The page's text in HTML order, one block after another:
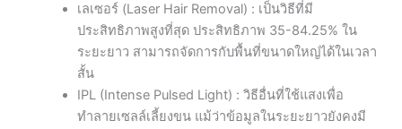
เลเซอร์ (Laser Hair Removal) : เป็นวิธีที่มี
ประสิทธิภาพสูงที่สุด ประสิทธิภาพ 35-84.25% ใน
ระยะยาว สามารถจัดการกับพื้นที่ขนาดใหญ่ได้ในเวลา
สั้น
IPL (Intense Pulsed Light) : วิธีอื่นที่ใช้แสงเพื่อ
ทำลายเซลล์เลี้ยงขน แม้ว่าข้อมูลในระยะยาวยังคงมี